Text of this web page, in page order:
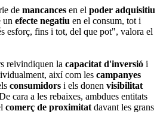
de mancances en el poder adquisitiu
un efecte negatiu en el consum, tot i
esforç, fins i tot, del que pot", valora el
reivindiquen la capacitat d'inversió i
així com les campanyes
consumidors i els donen visibilitat
cara a les rebaixes, ambdues entitats
comerç de proximitat davant les grans